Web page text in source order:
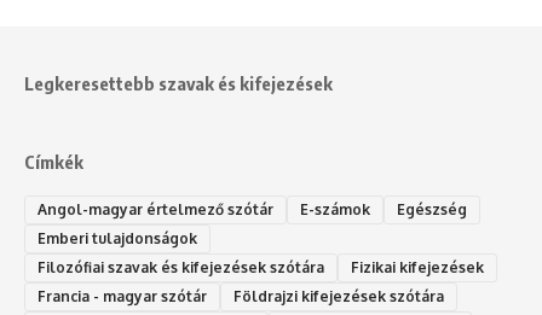
Legkeresettebb szavak és kifejezések
Címkék
Angol-magyar értelmező szótár E-számok
Egészség
Emberi tulajdonságok
Filozófiai szavak és kifejezések szótára
Fizikai kifejezések
Francia - magyar szótár
Földrajzi kifejezések szótára